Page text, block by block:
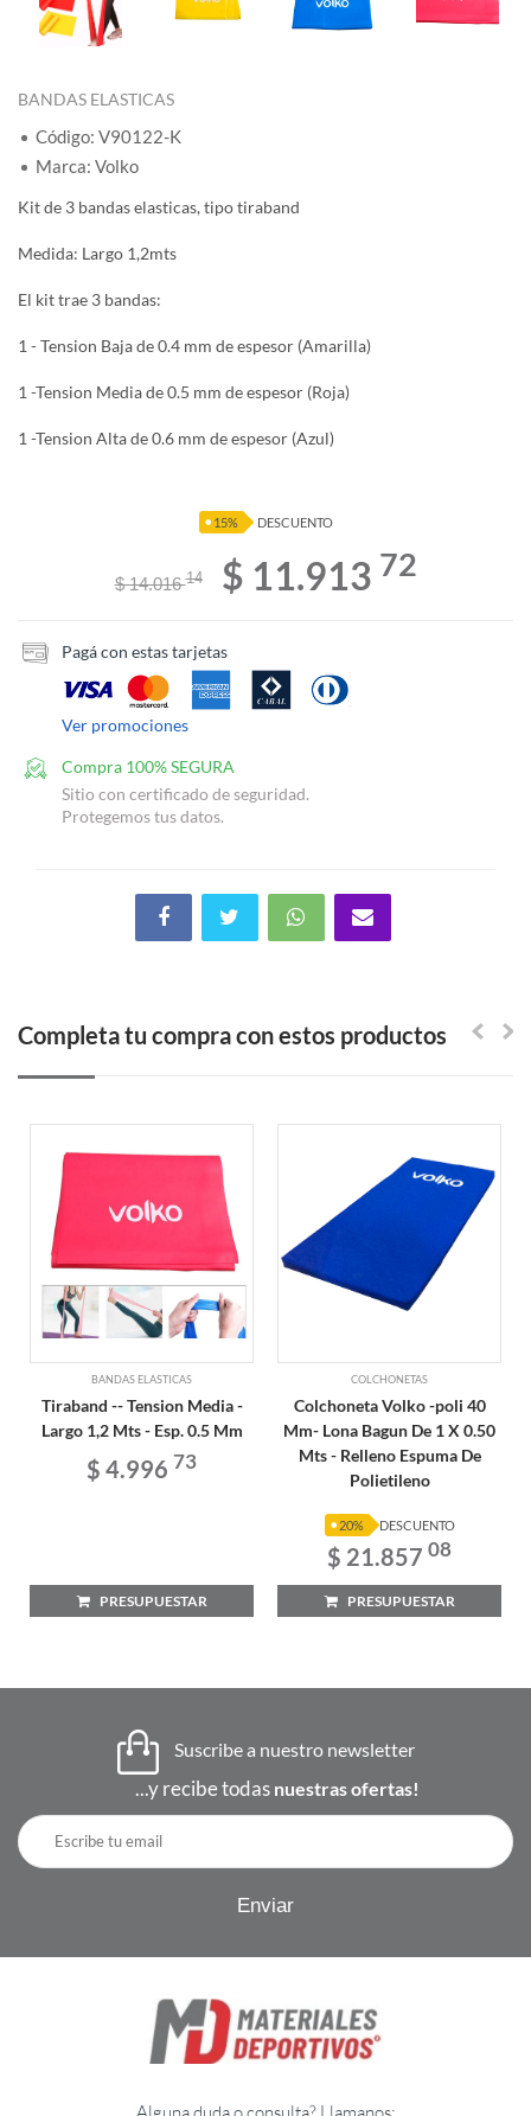
BANDAS ELASTICAS
Código: V90122-K
Marca: Volko
Kit de 3 bandas elasticas, tipo tiraband
Medida: Largo 1,2mts
El kit trae 3 bandas:
1 - Tension Baja de 0.4 mm de espesor (Amarilla)
1 -Tension Media de 0.5 mm de espesor (Roja)
1 -Tension Alta de 0.6 mm de espesor (Azul)
15% DESCUENTO
$ 14.01614 $ 11.913 72
Pagá con estas tarjetas
Ver promociones
Compra 100% SEGURA
Sitio con certificado de seguridad.
Protegemos tus datos.
Completa tu compra con estos productos
BANDAS ELASTICAS
Tiraband -- Tension Media -
Largo 1,2 Mts - Esp. 0.5 Mm
$ 4.996 73
PRESUPUESTAR
COLCHONETAS
Colchoneta Volko -poli 40
Mm- Lona Bagun De 1 X 0.50
Mts - Relleno Espuma De
Polietileno
20% DESCUENTO
$ 21.857 08
PRESUPUESTAR
Suscribe a nuestro newsletter
...y recibe todas nuestras ofertas!
Alguna duda o consulta? Llamanos: